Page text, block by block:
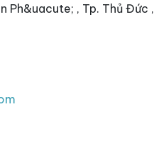
Ph&uacute; , Tp. Thủ Đức ,